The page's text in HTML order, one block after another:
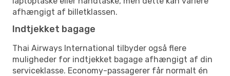
afhængigt af billetklassen.
Indtjekket bagage
Thai Airways International tilbyder også flere
muligheder for indtjekket bagage afhængigt af din
serviceklasse. Economy-passagerer får normalt én